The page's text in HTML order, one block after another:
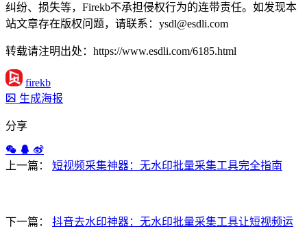
纠纷、损失等，Firekb不承担侵权行为的连带责任。如发现本
站文章存在版权问题，请联系：ysdl@esdli.com
转载请注明出处：https://www.esdli.com/6185.html
firekb
生成海报
分享
上一篇： 短视频采集神器：无水印批量采集工具完全指南
下一篇：
抖音去水印神器：无水印批量采集工具让短视频运